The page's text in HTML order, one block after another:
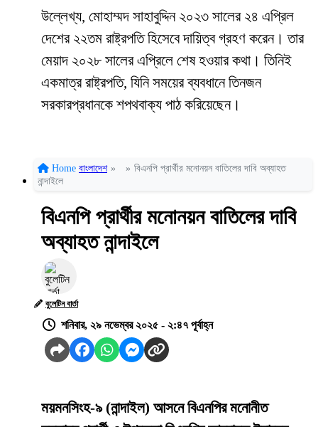
উল্লেখ্য, মোহাম্মদ সাহাবুদ্দিন ২০২৩ সালের ২৪ এপ্রিল
দেশের ২২তম রাষ্ট্রপতি হিসেবে দায়িত্ব গ্রহণ করেন। তার
মেয়াদ ২০২৮ সালের এপ্রিলে শেষ হওয়ার কথা। তিনিই
একমাত্র রাষ্ট্রপতি, যিনি সময়ের ব্যবধানে তিনজন
সরকারপ্রধানকে শপথবাক্য পাঠ করিয়েছেন।
Home বাংলাদেশ » » বিএনপি প্রার্থীর মনোনয়ন বাতিলের দাবি অব্যাহত
নান্দাইলে
বিএনপি প্রার্থীর মনোনয়ন বাতিলের দাবি
অব্যাহত নান্দাইলে
বুলেটিন বার্তা
শনিবার, ২৯ নভেম্বর ২০২৫ - ২:৪৭ পূর্বাহ্ন
ময়মনসিংহ-৯ (নান্দাইল) আসনে বিএনপির মনোনীত